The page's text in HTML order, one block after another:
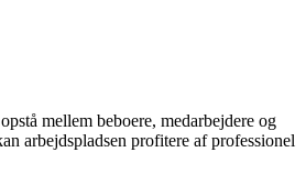
mellem beboere, medarbejdere og
arbejdspladsen profitere af professionel